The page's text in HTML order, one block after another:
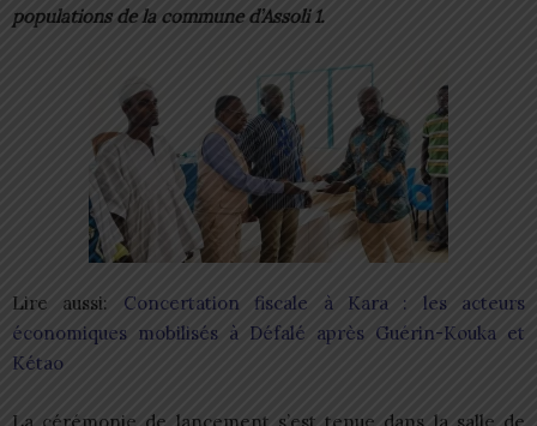
populations de la commune d’Assoli 1.
Lire aussi: Concertation fiscale à Kara : les acteurs
économiques mobilisés à Défalé après Guérin-Kouka et
Kétao